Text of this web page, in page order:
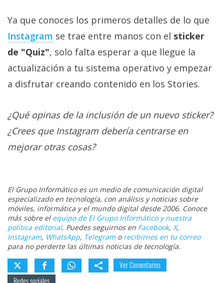
Ya que conoces los primeros detalles de lo que
Instagram se trae entre manos con el sticker
de "Quiz", solo falta esperar a que llegue la
actualización a tu sistema operativo y empezar
a disfrutar creando contenido en los Stories.
¿Qué opinas de la inclusión de un nuevo sticker?
¿Crees que Instagram debería centrarse en
mejorar otras cosas?
El Grupo Informático es un medio de comunicación digital
especializado en tecnología, con análisis y noticias sobre
móviles, informática y el mundo digital desde 2006. Conoce
más sobre el equipo de El Grupo Informático y nuestra
política editorial. Puedes seguirnos en Facebook, X,
Instagram, WhatsApp, Telegramo recibirnos en tu correo
para no perderte las últimas noticias de tecnología.
Ver Comentarios
Redes sociales